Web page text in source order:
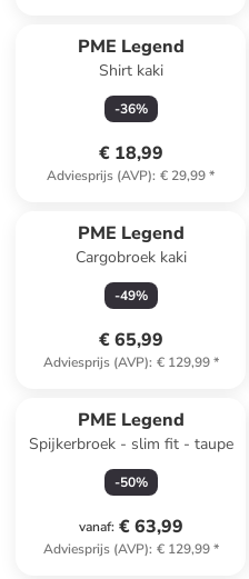
PME Legend
Shirt kaki
-36%
€ 18,99
Adviesprijs (AVP): € 29,99*
PME Legend
Cargobroek kaki
-49%
€ 65,99
Adviesprijs (AVP): € 129,99*
PME Legend
Spijkerbroek - slim fit - taupe
-50%
vanaf: € 63,99
Adviesprijs (AVP): € 129,99*